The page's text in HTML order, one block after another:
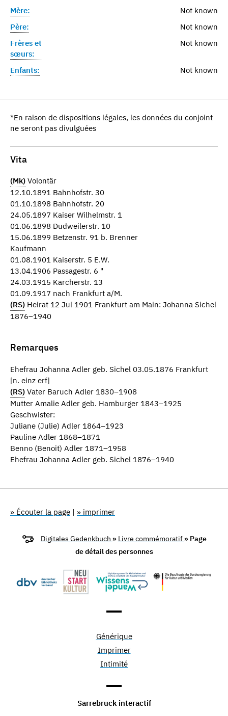
Mère:
Not known
Père:
Not known
Frères et
sœurs:
Not known
Enfants: Not known
*En raison de dispositions légales, les données du conjoint
ne seront pas divulguées
Vita
(Mk) Volontär
12.10.1891 Bahnhofstr. 30
01.10.1898 Bahnhofstr. 20
24.05.1897 Kaiser Wilhelmstr. 1
01.06.1898 Dudweilerstr. 10
15.06.1899 Betzenstr. 91 b. Brenner
Kaufmann
01.08.1901 Kaiserstr. 5 E.W.
13.04.1906 Passagestr. 6 "
24.03.1915 Karcherstr. 13
01.09.1917 nach Frankfurt a/M.
(RS) Heirat 12 Jul 1901 Frankfurt am Main: Johanna Sichel
1876–1940
Remarques
Ehefrau Johanna Adler geb. Sichel 03.05.1876 Frankfurt
[n. einz erf]
(RS) Vater Baruch Adler 1830–1908
Mutter Amalie Adler geb. Hamburger 1843–1925
Geschwister:
Juliane (Julie) Adler 1864–1923
Pauline Adler 1868–1871
Benno (Benoit) Adler 1871–1958
Ehefrau Johanna Adler geb. Sichel 1876–1940
» Écouter la page | » imprimer
Digitales Gedenkbuch » Livre commémoratif » Page
de détail des personnes
Générique
Imprimer
Intimité
Sarrebruck interactif